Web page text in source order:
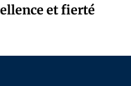
et fierté